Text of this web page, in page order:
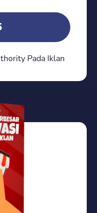
Pada Iklan